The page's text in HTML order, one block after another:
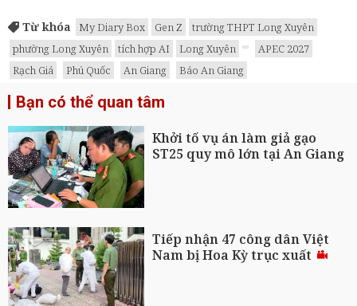
Từ khóa My Diary Box Gen Z
trường THPT Long Xuyên
phường Long Xuyên
tích hợp AI Long Xuyên
APEC 2027
Rạch Giá
Phú Quốc An Giang Báo An Giang
Bạn có thể quan tâm
Khởi tố vụ án làm giả gạo
ST25 quy mô lớn tại An Giang
Tiếp nhận 47 công dân Việt
Nam bị Hoa Kỳ trục xuất